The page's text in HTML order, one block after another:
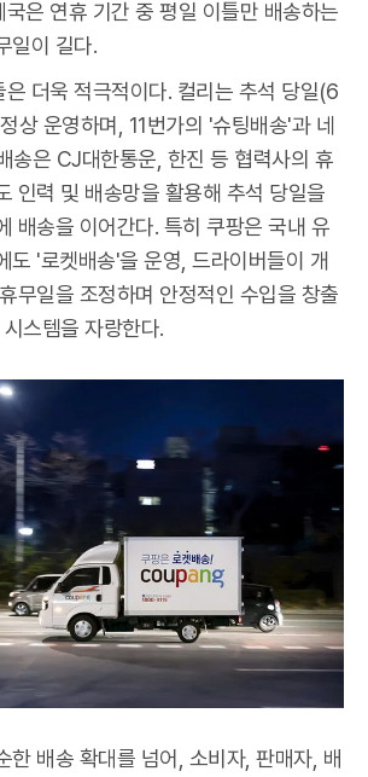
은 연휴 기간 중 평일 이틀만 배송하는
일이 길다.
은 더욱 적극적이다. 컬리는 추석 당일(6
상 운영하며, 11번가의 '슈팅배송'과 네
송은 CJ대한통운, 한진 등 협력사의 휴
인력 및 배송망을 활용해 추석 당일을
배송을 이어간다. 특히 쿠팡은 국내 유
도 '로켓배송'을 운영, 드라이버들이 개
무일을 조정하며 안정적인 수입을 창출
스템을 자랑한다.
한 배송 확대를 넘어, 소비자, 판매자, 배